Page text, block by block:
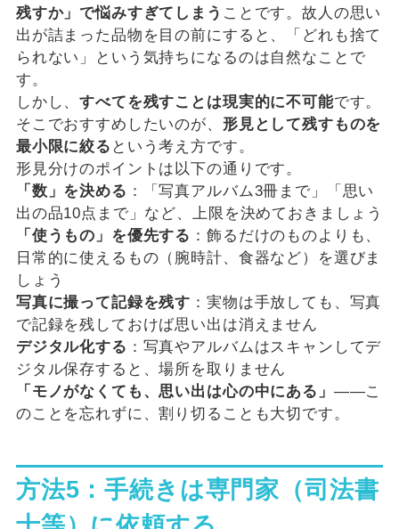
残すか」で悩みすぎてしまう ことです。故人の思い
出が詰まった品物を目の前にすると、「どれも捨て
られない」という気持ちになるのは自然なことで
す。
しかし、すべてを残すことは現実的に不可能です。
そこでおすすめしたいのが、 形見として残すものを
最小限に絞る という考え方です。
形見分けのポイントは以下の通りです。
「数」を決める ：「写真アルバム3冊まで」「思い
出の品10点まで」など、上限を決めておきましょう
「使うもの」を優先する ：飾るだけのものよりも、
日常的に使えるもの（腕時計、食器など）を選びま
しょう
写真に撮って記録を残す ：実物は手放しても、写真
で記録を残しておけば思い出は消えません
デジタル化する ：写真やアルバムはスキャンしてデ
ジタル保存すると、場所を取りません
「モノがなくても、思い出は心の中にある」 ——こ
のことを忘れずに、割り切ることも大切です。
方法5：手続きは専門家（司法書